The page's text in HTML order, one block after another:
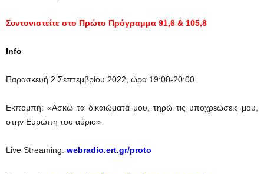
Συντονιστείτε στο Πρώτο Πρόγραμμα 91,6 & 105,8
Info
Παρασκευή 2 Σεπτεμβρίου 2022, ώρα 19:00-20:00
Εκπομπή: «Ασκώ τα δικαιώματά μου, τηρώ τις υποχρεώσεις μου,
στην Ευρώπη του αύριο»
Live Streaming: webradio.ert.gr/proto